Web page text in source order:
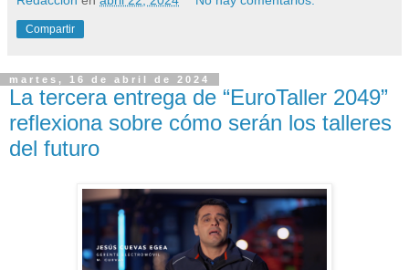
Compartir
martes, 16 de abril de 2024
La tercera entrega de “EuroTaller 2049”
reflexiona sobre cómo serán los talleres
del futuro